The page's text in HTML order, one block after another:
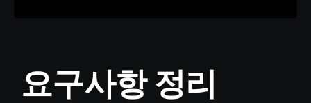
요구사항 정리